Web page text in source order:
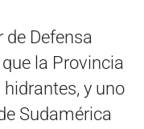
de Defensa
la Provincia
y uno
Sudamérica